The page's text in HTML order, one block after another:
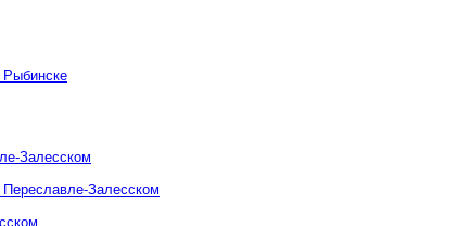
Рыбинске
Залесском
Переславле-Залесском